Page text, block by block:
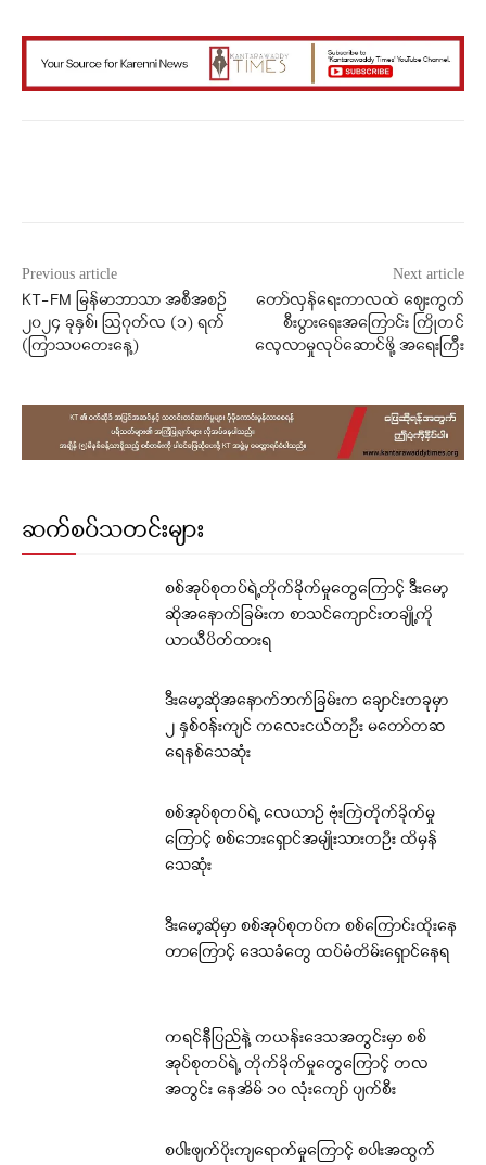
Previous article
KT-FM မြန်မာဘာသာ အစီအစဉ်
၂၀၂၄ ခုနှစ်၊ ဩဂုတ်လ (၁) ရက်
(ကြာသပတေးနေ့)
Next article
တော်လှန်ရေးကာလထဲ စျေးကွက်
စီးပွားရေးအကြောင်း ကြိုတင်
လေ့လာမှုလုပ်ဆောင်ဖို့ အရေးကြီး
ဆက်စပ်သတင်းများ
စစ်အုပ်စုတပ်ရဲ့တိုက်ခိုက်မှုတွေကြောင့် ဒီးမော့
ဆိုအနောက်ခြမ်းက စာသင်ကျောင်းတချို့ကို
ယာယီပိတ်ထားရ
ဒီးမော့ဆိုအနောက်ဘက်ခြမ်းက ချောင်းတခုမှာ
၂ နှစ်ဝန်းကျင် ကလေးငယ်တဦး မတော်တဆ
ရေနစ်သေဆုံး
စစ်အုပ်စုတပ်ရဲ့ လေယာဉ် ဗုံးကြဲတိုက်ခိုက်မှု
ကြောင့် စစ်ဘေးရှောင်အမျိုးသားတဦး ထိမှန်
သေဆုံး
ဒီးမော့ဆိုမှာ စစ်အုပ်စုတပ်က စစ်ကြောင်းထိုးနေ
တာကြောင့် ဒေသခံတွေ ထပ်မံတိမ်းရှောင်နေရ
ကရင်နီပြည်နဲ့ ကယန်းဒေသအတွင်းမှာ စစ်
အုပ်စုတပ်ရဲ့ တိုက်ခိုက်မှုတွေကြောင့် တလ
အတွင်း နေအိမ် ၁၀ လုံးကျော် ပျက်စီး
စပါးဖျက်ပိုးကျရောက်မှုကြောင့် စပါးအထွက်